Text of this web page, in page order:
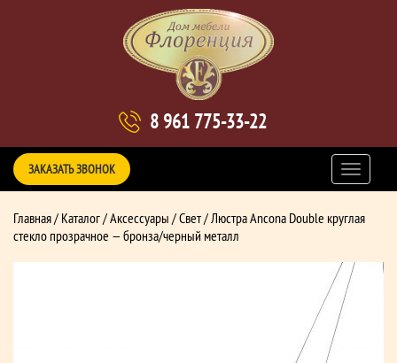
8 961 775-33-22
ЗАКАЗАТЬ ЗВОНОК
Главная/ Каталог/Аксессуары /Свет/ Люстра Ancona Double круглая
стекло прозрачное — бронза/черный металл